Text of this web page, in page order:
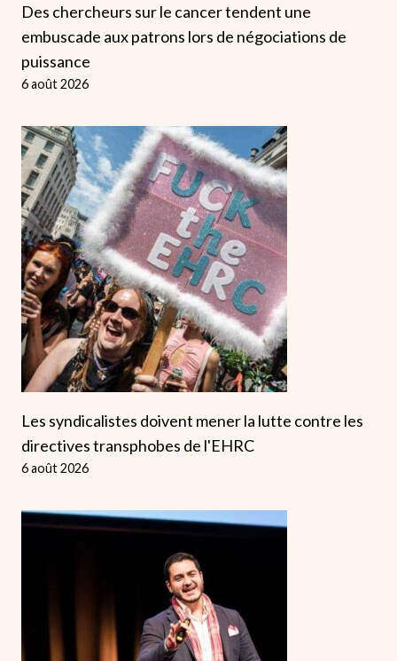
Des chercheurs sur le cancer tendent une
embuscade aux patrons lors de négociations de
puissance
6 août 2026
Les syndicalistes doivent mener la lutte contre les
directives transphobes de l'EHRC
6 août 2026